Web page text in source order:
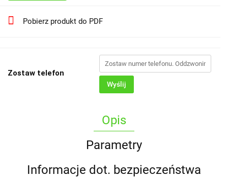
Pobierz produkt do PDF
Zostaw telefon
Wyślij
Opis
Parametry
Informacje dot. bezpieczeństwa